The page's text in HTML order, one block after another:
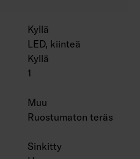
Kyllä
LED, kiinteä
Kyllä
1
Muu
Ruostumaton teräs
Sinkitty